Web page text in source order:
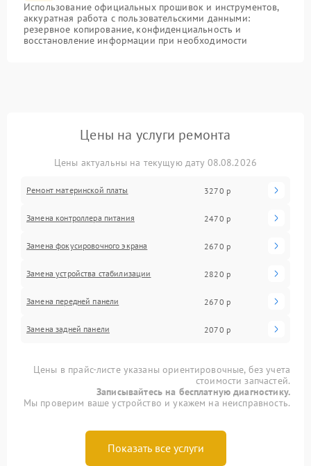
Использование официальных прошивок и инструментов,
аккуратная работа с пользовательскими данными:
резервное копирование, конфиденциальность и
восстановление информации при необходимости
Цены на услуги ремонта
Цены актуальны на текущую дату 08.08.2026
Ремонт материнской платы 3270 р
Замена контроллера питания 2470 р
Замена фокусировочного экрана 2670 р
Замена устройства стабилизации 2820 р
Замена передней панели 2670 р
Замена задней панели 2070 р
Цены в прайс-листе указаны ориентировочные, без учета
стоимости запчастей.
Записывайтесь на бесплатную диагностику.
Мы проверим ваше устройство и укажем на неисправность.
Показать все услуги